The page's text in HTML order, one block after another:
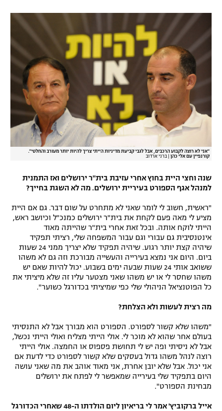
"אני לא רוצה לקבוע הרכבים, אבל לגבי קביעת מדיניות הייתי צריך להיות יותר מעורב והחלטי".
קורנפיין עם אלי כהן
ברני ארדוב
שנה וחצי היית בחוץ אחרי עזיבת בית"ר ירושלים ואז התמנית
למנהל אגף הספורט בעיריית ירושלים. מה לא השגת בחייך?
"ראשית, חשוב לי לומר שאני לא מתחרט על שום דבר. גם אם היית
מציע לי מאה פעם לקחת את בית"ר ירושלים כמנכ"ל וכיושב ראש,
הייתי לוקח אותה. ובכל זאת אחרי בית"ר שהייתה מאוד
אינטנסיבית גם עבורי וגם עבור המשפחה שלי, רציתי תפקיד
שיהיה קצת יותר רגוע. שיהיה תפקיד שלא יצריך ממני 24 שעות
ביום. היום אני נמצא בעירייה והעשייה מבורכת וזה גם לא משהו
ששואב אותי 24 שעות שבעה ימים בשבוע. יכול להיות שאם יש
משהו שחסר לי או יש משהו שאני מצטער עליו זה שלא מיציתי את
כל הפוטנציאל הניהולי שלי כפי שמיציתי בכדורגל כשוער".
מה רצית לעשות ולא הצלחת?
"משהו שלא קשור לספורט. הספורט הוא מבורך אבל לא התנסיתי
בעולם אחר שהוא לא מוכר לי. אולי הייתי מצליח ואולי הייתי נכשל,
אבל לא ניסיתי ופה יש לי תחושת פספוס או החמצה. אולי הייתי
רוצה לנהל משהו גדול בעסקים שלא קשור לספורט כדי לדעת אם
אני יכול. אבל שלא יובן אחרת, אני מאוד אוהב את מה שאני עושה
היום בתפקיד שלי בעירייה שמאפשר לי לפתח את ירושלים
מבחינת הספורט".
אייל ברקוביץ' אמר לי בריאיון ליום הולדתו ה-48 שאחרי הכדורגל